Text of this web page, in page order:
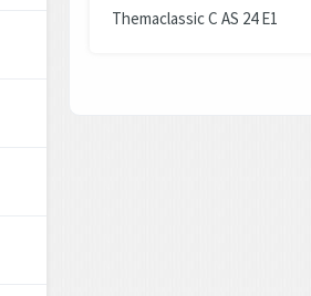
Themaclassic C AS 24 E1